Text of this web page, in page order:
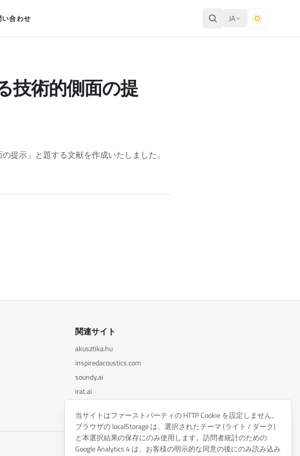
い合わせ JA
技術的側面の提
提示」と題する文献を作成いたしました。
関連サイト
akusztika.hu
inspiredacoustics.com
soundy.ai
irat.ai
プライバシーポリシー
当サイトはファーストパーティの HTTP Cookie を設定しません。
ブラウザの localStorage は、選択されたテーマ (ライト / ダーク)
と本選択結果の保存にのみ使用します。訪問者統計のための
Google Analytics 4 は、お客様の明示的な同意の後にのみ読み込み